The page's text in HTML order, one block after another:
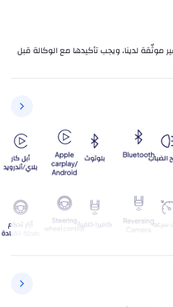
موثّقة لدينا، ويجب تأكيدها مع الوكالة قبل